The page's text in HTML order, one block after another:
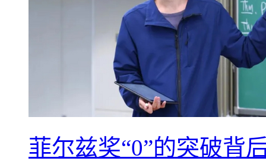
菲尔兹奖“0”的突破背